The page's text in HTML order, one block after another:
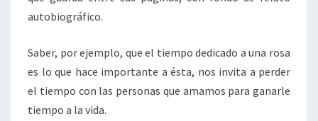
autobiográfico.
Saber, por ejemplo, que el tiempo dedicado a una rosa
es lo que hace importante a ésta, nos invita a perder
el tiempo con las personas que amamos para ganarle
tiempo a la vida.